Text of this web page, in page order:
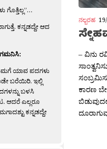
ನಲ್ಬರಹ
– ವಿನು
ಕಾರಣ
ಗೊತ್ತಿಲ್ಲ”…
ಕನ್ನಡದ್ದೇ ಆದ
ಗಮನಿಸಿ:
ಯಾವ ಪದಗಳು
ಬರೆಯಿರಿ. ಇಲ್ಲಿ
ಬಳಸಿ
ಆದರೆ ಎಲ್ಲರೂ
ಕನ್ನಡದ್ದೇ